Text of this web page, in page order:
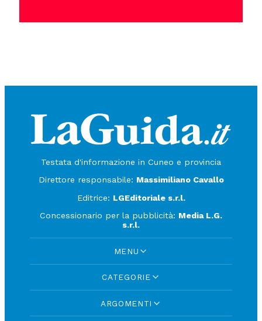
Testata d'informazione in Cuneo e provincia
Direttore responsabile: Massimiliano Cavallo
Editrice: LGEditoriale s.r.l.
Concessionario per la pubblicità: Media L.G.
s.r.l.
MENU
CATEGORIE
ARGOMENTI